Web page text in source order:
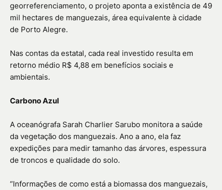
georreferenciamento, o projeto aponta a existência de 49
mil hectares de manguezais, área equivalente à cidade
de Porto Alegre.
Nas contas da estatal, cada real investido resulta em
retorno médio R$ 4,88 em benefícios sociais e
ambientais.
Carbono Azul
A oceanógrafa Sarah Charlier Sarubo monitora a saúde
da vegetação dos manguezais. Ano a ano, ela faz
expedições para medir tamanho das árvores, espessura
de troncos e qualidade do solo.
“Informações de como está a biomassa dos manguezais,